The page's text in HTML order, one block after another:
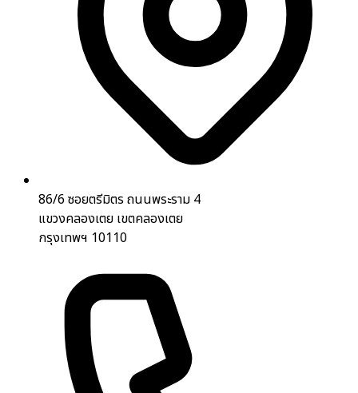
86/6 ซอยตรีมิตร ถนนพระราม 4
แขวงคลองเตย เขตคลองเตย
กรุงเทพฯ 10110